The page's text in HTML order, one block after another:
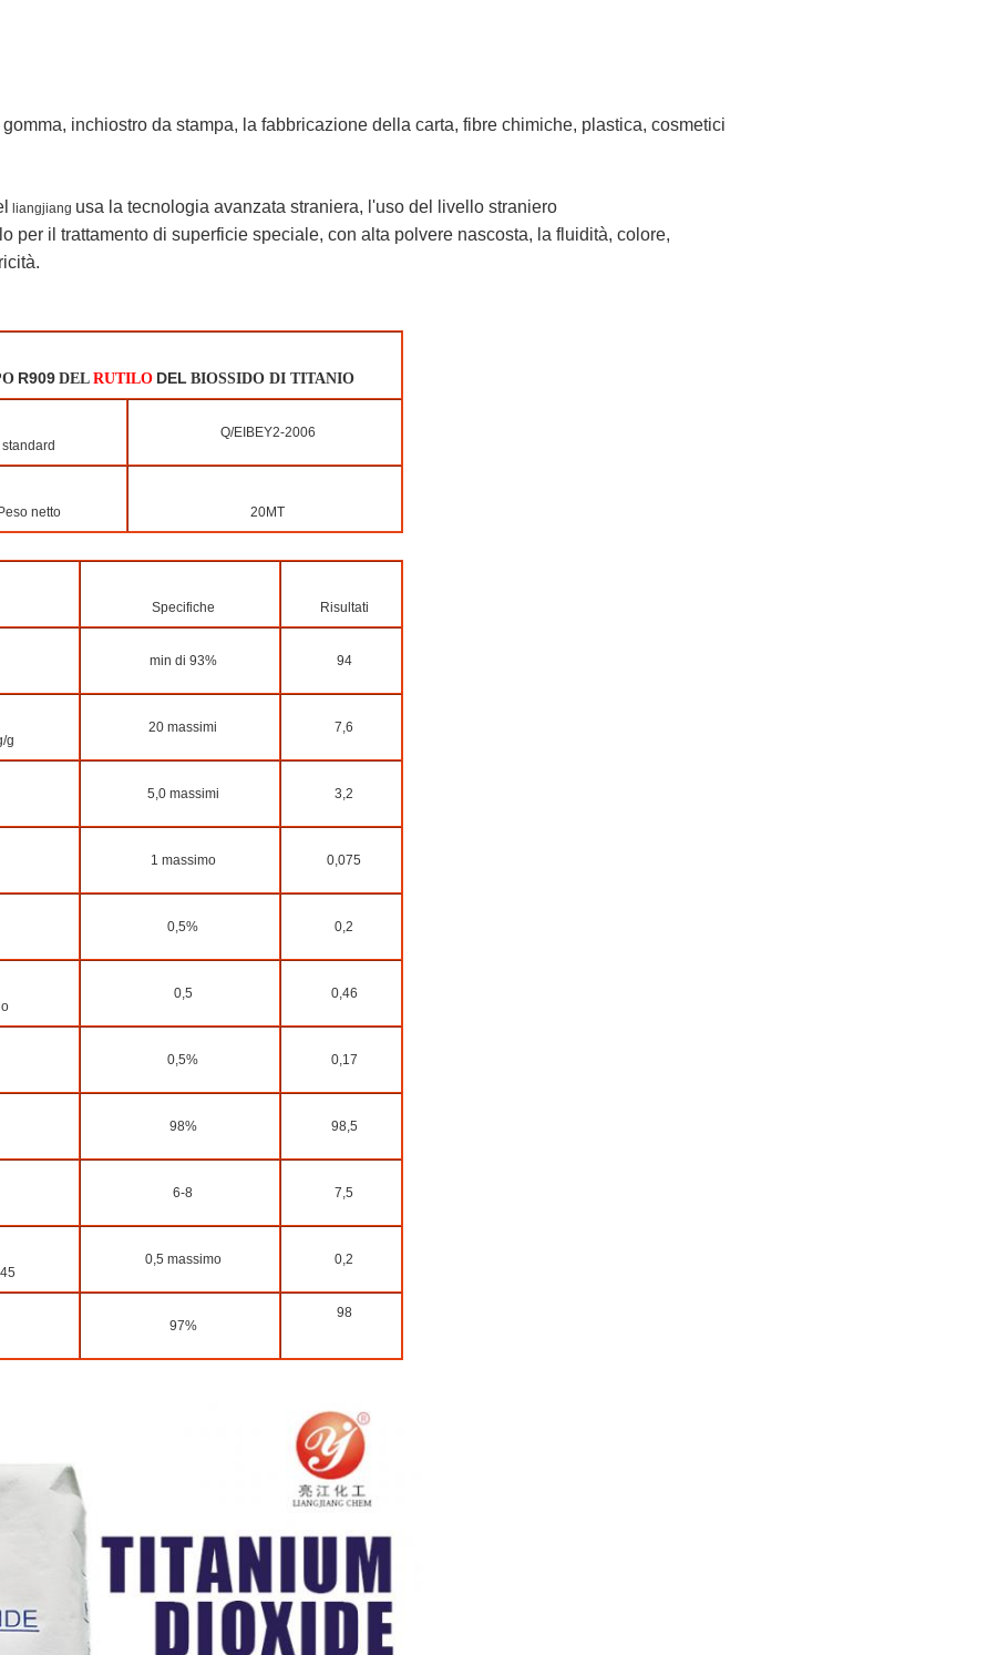
inchiostro da stampa, la fabbricazione della carta, fibre chimiche, plastica, cosmetici
liangjiang usa la tecnologia avanzata straniera, l'uso del livello straniero
per il trattamento di superficie speciale, con alta polvere nascosta, la fluidità, colore,
R909 DEL RUTILO DEL BIOSSIDO DI TITANIO
standard
Q/EIBEY2-2006
Peso netto 20MT
Specifiche Risultati
min di 93% 94
g
20 massimi 7,6
5,0 massimi 3,2
1 massimo 0,075
0,5% 0,2
0,5 0,46
0,5% 0,17
98% 98,5
6-8 7,5
0,5 massimo 0,2
97%
98